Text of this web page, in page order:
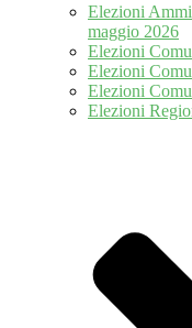
Elezioni
maggio 2026
Elezioni
Elezioni
Elezioni
Elezioni